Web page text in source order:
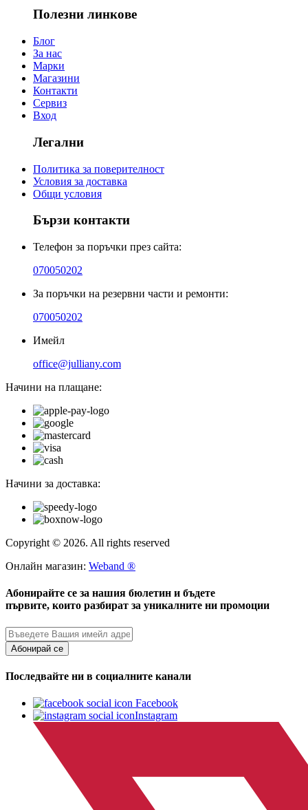
Полезни линкове
Блог
За нас
Марки
Магазини
Контакти
Сервиз
Вход
Легални
Политика за поверителност
Условия за доставка
Общи условия
Бързи контакти
Телефон за поръчки през сайта:
070050202
За поръчки на резервни части и ремонти:
070050202
Имейл
office@julliany.com
Начини на плащане:
Начини за доставка:
Copyright © 2026. All rights reserved
Онлайн магазин: Weband ®
Абонирайте се за нашия бюлетин и бъдете
първите, които разбират за уникалните ни промоции
Абонирай се
Последвайте ни в социалните канали
Facebook
Instagram